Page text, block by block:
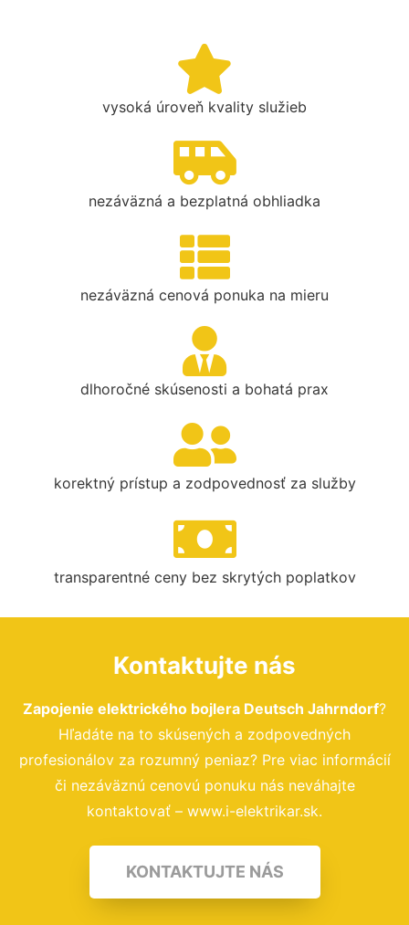
vysoká úroveň kvality služieb
nezáväzná a bezplatná obhliadka
nezáväzná cenová ponuka na mieru
dlhoročné skúsenosti a bohatá prax
korektný prístup a zodpovednosť za služby
transparentné ceny bez skrytých poplatkov
Kontaktujte nás
Zapojenie elektrického bojlera Deutsch Jahrndorf?
Hľadáte na to skúsených a zodpovedných
profesionálov za rozumný peniaz? Pre viac informácií
či nezáväznú cenovú ponuku nás neváhajte
kontaktovať – www.i-elektrikar.sk.
KONTAKTUJTE NÁS